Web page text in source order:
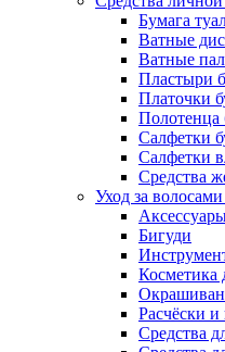
Бумага
Ватные
Ватные
Пластыри
Платочки
Салфетки
Салфетки
Средства
Уход за волосами
Бигуди
Косметика
Расчёски
Средства